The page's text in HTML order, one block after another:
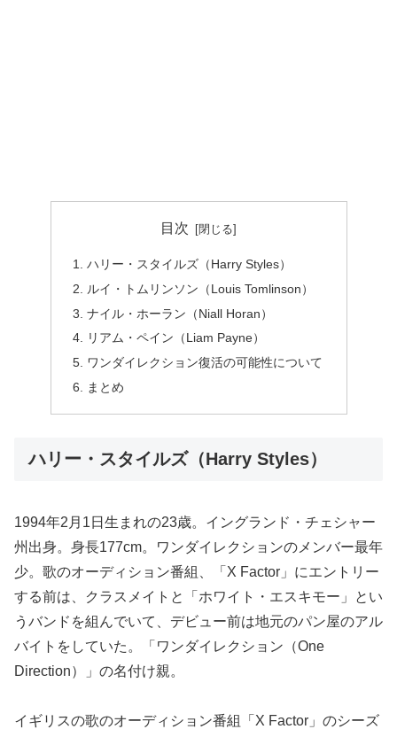
目次
ハリー・スタイルズ（Harry Styles）
ルイ・トムリンソン（Louis Tomlinson）
ナイル・ホーラン（Niall Horan）
リアム・ペイン（Liam Payne）
ワンダイレクション復活の可能性について
まとめ
ハリー・スタイルズ（Harry Styles）
1994年2月1日生まれの23歳。イングランド・チェシャー
州出身。身長177cm。ワンダイレクションのメンバー最年
少。歌のオーディション番組、「X Factor」にエントリー
する前は、クラスメイトと「ホワイト・エスキモー」とい
うバンドを組んでいて、デビュー前は地元のパン屋のアル
バイトをしていた。「ワンダイレクション（One
Direction）」の名付け親。
イギリスの歌のオーディション番組「X Factor」のシーズ